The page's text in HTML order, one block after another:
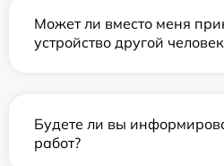
Может ли вместо меня
устройство другой
Будете ли вы
работ?